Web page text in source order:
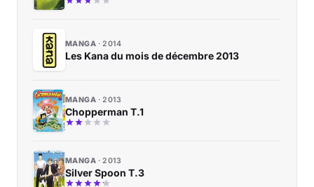
MANGA 2014
Les Kana du mois de décembre 2013
MANGA 2013
Chopperman T.1
MANGA 2013
Silver Spoon T.3